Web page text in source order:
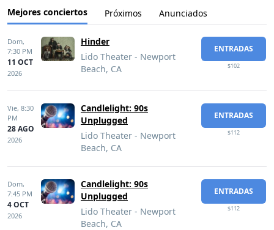
Mejores conciertos Próximos Anunciados
Dom,
7:30 PM
11 OCT
2026
Hinder
Lido Theater - Newport
Beach, CA
ENTRADAS
$102
Vie, 8:30
PM
28 AGO
2026
Candlelight: 90s
Unplugged
Lido Theater - Newport
Beach, CA
ENTRADAS
$112
Dom,
7:45 PM
4 OCT
2026
Candlelight: 90s
Unplugged
Lido Theater - Newport
Beach, CA
ENTRADAS
$112